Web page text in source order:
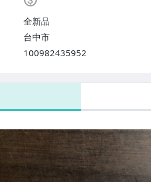
全新品
台中市
100982435952